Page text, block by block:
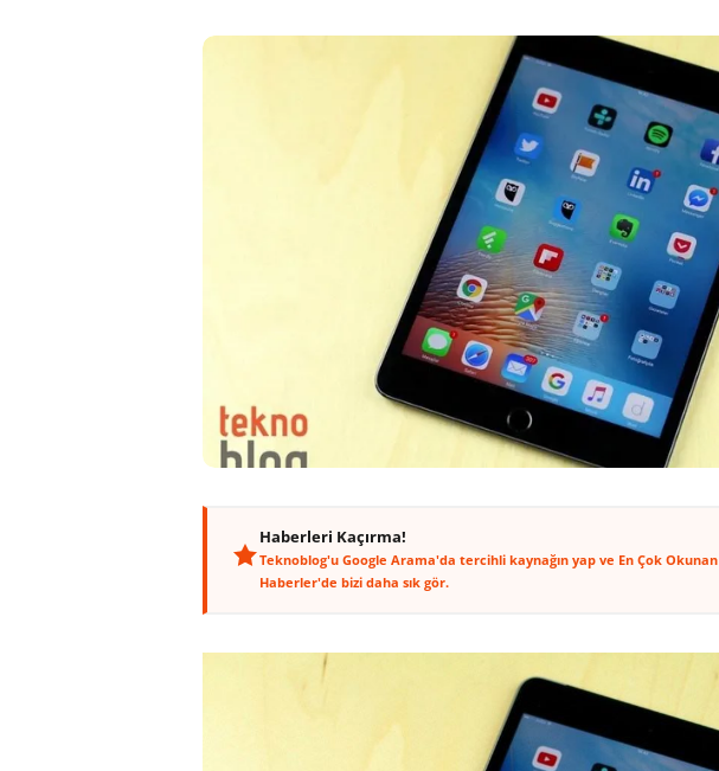
Haberleri Kaçırma!
Teknoblog'u Google Arama'da tercihli kaynağın yap ve En Çok Okunan
Haberler'de bizi daha sık gör.